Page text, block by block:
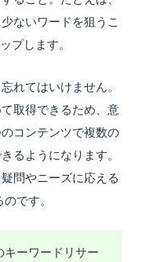
ないワードを狙うこ
プします。
れてはいけません。
取得できるため、意
コンテンツで複数の
るようになります。
問やニーズに応える
です。
キーワードリサー